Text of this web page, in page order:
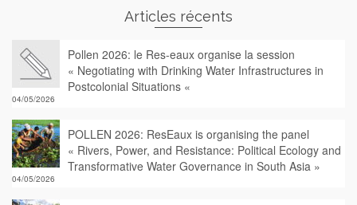
Articles récents
Pollen 2026: le Res-eaux organise la session
« Negotiating with Drinking Water Infrastructures in
Postcolonial Situations «
04/05/2026
POLLEN 2026: ResEaux is organising the panel
« Rivers, Power, and Resistance: Political Ecology and
Transformative Water Governance in South Asia »
04/05/2026